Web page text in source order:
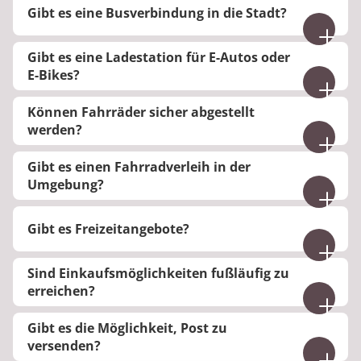
Minuten.
Gibt es eine Busverbindung in die Stadt?
Der Klinikbus steht wochentags zwischen 13:00
und 17:00 Uhr als Rufbus kostenlos zur Verfügung.
Am Wochenende fährt der Bus einmal am Tag.
Gibt es eine Ladestation für E-Autos oder
E-Bikes?
Für E-Autos steht leider keine Ladestation zur
Verfügung. Für E-Bikes befindet sich eine
elektrische Ladestation am Bahnhof.
Können Fahrräder sicher abgestellt
werden?
Es gibt Abstellmöglichkeiten für Fahrräder.
Gibt es einen Fahrradverleih in der
Umgebung?
Im Tierpark Bad Kösen gibt es einen
Fahrradverleih.
Gibt es Freizeitangebote?
Es gibt Freizeitangebote. Bitte beachten Sie die
Aushänge an der Klinikpinnwand.
Sind Einkaufsmöglichkeiten fußläufig zu
erreichen?
Ja, Einkaufsmöglichkeiten für Lebensmittel sind
fußläufig erreichbar.
Gibt es die Möglichkeit, Post zu
versenden?